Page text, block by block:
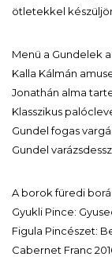
ötletekkel
Menü a Gundelek
Kalla Kálmán
Jonathán alma
Klasszikus
Gundel fogas
Gundel
A borok füredi
Gyukli Pince:
Figula Pincészet:
Cabernet Franc